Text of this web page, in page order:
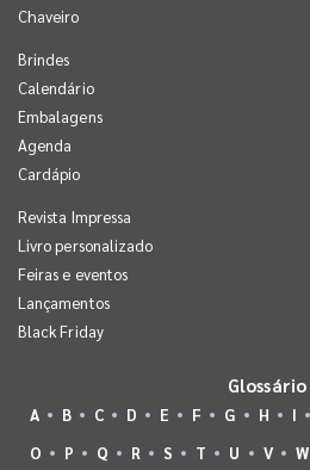
Chaveiro
Brindes
Calendário
Embalagens
Agenda
Cardápio
Revista Impressa
Livro personalizado
Feiras e eventos
Lançamentos
Black Friday
Glossário
A B C D E F G H I
O
P Q R S T U V W